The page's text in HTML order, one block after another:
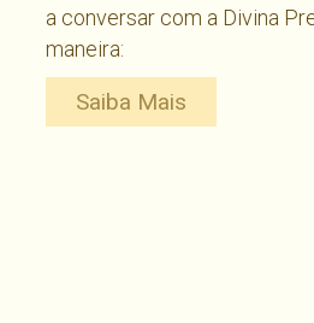
a conversar com a Divina
maneira:
Saiba Mais